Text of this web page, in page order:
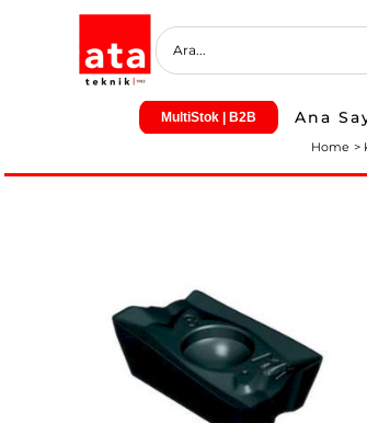
MultiStok | B2B Ana
Home